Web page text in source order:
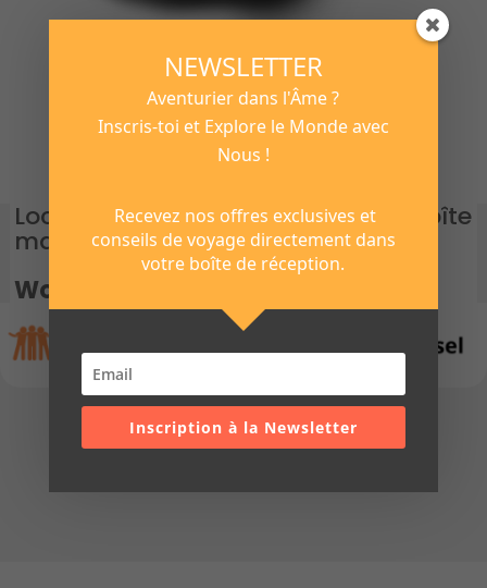
Location van aménagé 3 places boîte
manuelle 130 ch.
Wonderlust
Réserver
NEWSLETTER
Aventurier dans l'Âme ?
Inscris-toi et Explore le Monde avec
Nous !
Recevez nos offres exclusives et
conseils de voyage directement dans
votre boîte de réception.
Inscription à la Newsletter